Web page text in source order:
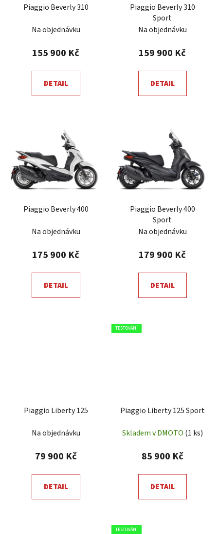
Piaggio Beverly 310
Na objednávku
155 900 Kč
DETAIL
Piaggio Beverly 310
Sport
Na objednávku
159 900 Kč
DETAIL
Piaggio Beverly 400
Na objednávku
175 900 Kč
DETAIL
Piaggio Beverly 400
Sport
Na objednávku
179 900 Kč
DETAIL
Piaggio Liberty 125
Na objednávku
79 900 Kč
DETAIL
TESTOVÁNÍ
Piaggio Liberty 125 Sport
Skladem v DMOTO (1 ks)
85 900 Kč
DETAIL
TESTOVÁNÍ